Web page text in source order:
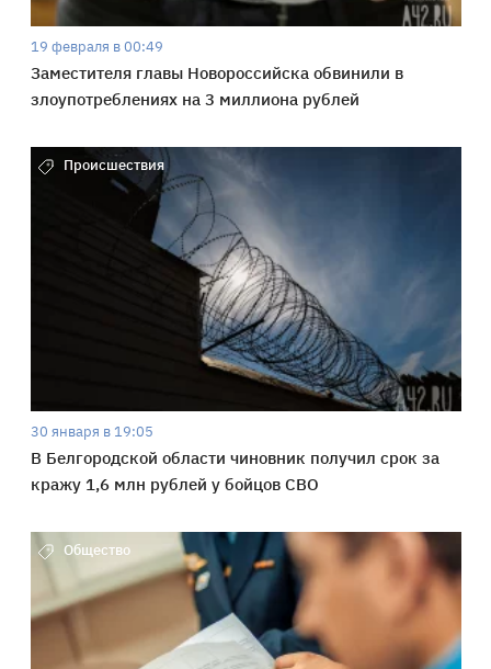
19 февраля в 00:49
Заместителя главы Новороссийска обвинили в
злоупотреблениях на 3 миллиона рублей
Происшествия
30 января в 19:05
В Белгородской области чиновник получил срок за
кражу 1,6 млн рублей у бойцов СВО
Общество